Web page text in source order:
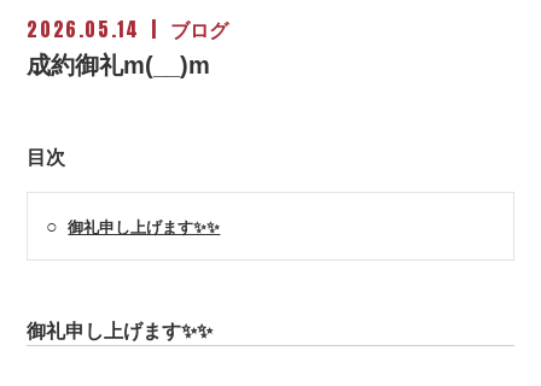
2026.05.14 ブログ
成約御礼m(__)m
目次
○御礼申し上げます✨✨
御礼申し上げます✨✨